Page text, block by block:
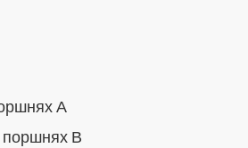
А
поршнях В